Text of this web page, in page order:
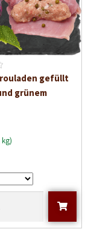
gefüllt
grünem
kg)